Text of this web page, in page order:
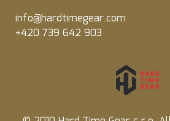
info@hardtimegear.com
+420 739 642 903